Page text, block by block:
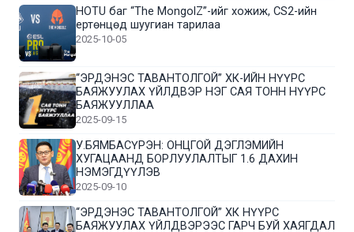
HOTU баг “The MongolZ”-ийг хожиж, CS2-ийн
ертөнцөд шуугиан тарилаа
2025-10-05
“ЭРДЭНЭС ТАВАНТОЛГОЙ” ХК-ИЙН НҮҮРС
БАЯЖУУЛАХ ҮЙЛДВЭР НЭГ САЯ ТОНН НҮҮРС
БАЯЖУУЛЛАА
2025-09-15
У.БЯМБАСҮРЭН: ОНЦГОЙ ДЭГЛЭМИЙН
ХУГАЦААНД БОРЛУУЛАЛТЫГ 1.6 ДАХИН
НЭМЭГДҮҮЛЭВ
2025-09-10
“ЭРДЭНЭС ТАВАНТОЛГОЙ” ХК НҮҮРС
БАЯЖУУЛАХ ҮЙЛДВЭРЭЭС ГАРЧ БУЙ ХАЯГДАЛ